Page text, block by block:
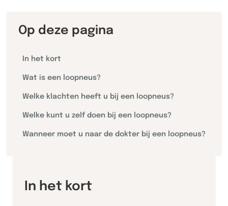
Op deze pagina
In het kort
Wat is een loopneus?
Welke klachten heeft u bij een loopneus?
Welke kunt u zelf doen bij een loopneus?
Wanneer moet u naar de dokter bij een loopneus?
In het kort